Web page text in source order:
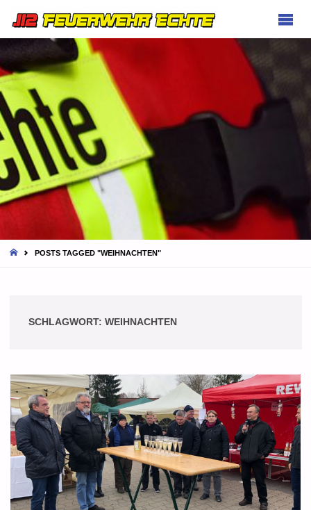
HOMEPOSTS TAGGED "WEIHNACHTEN"
SCHLAGWORT: WEIHNACHTEN